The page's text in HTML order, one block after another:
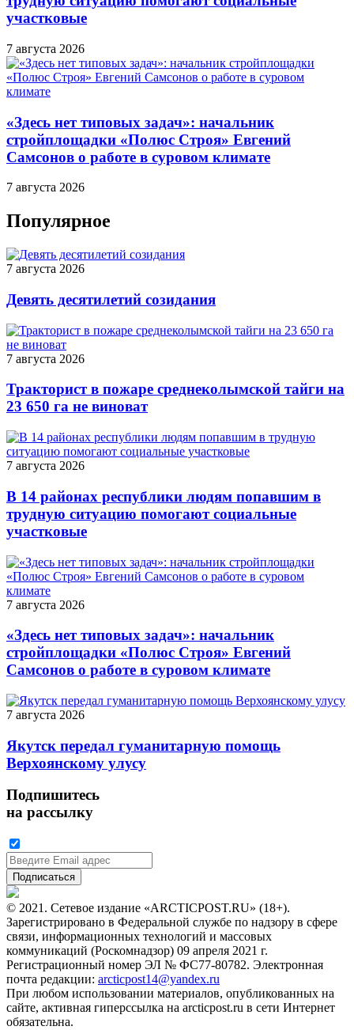
участковые
7 августа 2026
«Здесь нет типовых задач»: начальник
стройплощадки «Полюс Строя» Евгений
Самсонов о работе в суровом климате
7 августа 2026
Популярное
7 августа 2026
Девять десятилетий созидания
7 августа 2026
Тракторист в пожаре среднеколымской тайги на
23 650 га не виноват
7 августа 2026
В 14 районах республики людям попавшим в
трудную ситуацию помогают социальные
участковые
7 августа 2026
«Здесь нет типовых задач»: начальник
стройплощадки «Полюс Строя» Евгений
Самсонов о работе в суровом климате
7 августа 2026
Якутск передал гуманитарную помощь
Верхоянскому улусу
Подпишитесь
на рассылку
© 2021. Сетевое издание «ARCTICPOST.RU» (18+).
Зарегистрировано в Федеральной службе по надзору в сфере
связи, информационных технологий и массовых
коммуникаций (Роскомнадзор) 09 апреля 2021 г.
Регистрационный номер ЭЛ № ФС77-80782. Электронная
почта редакции: arcticpost14@yandex.ru
При любом использовании материалов, опубликованных на
сайте, активная гиперссылка на arcticpost.ru в сети Интернет
обязательна.